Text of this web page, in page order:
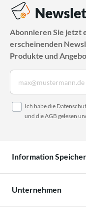
Abonnieren Sie jetzt
erscheinenden
Produkte und
Ich habe die
und dieAGB gelesen
Information
Unternehmen